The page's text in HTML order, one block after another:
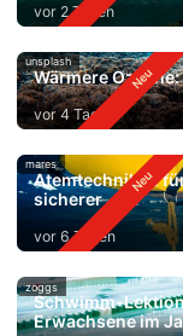
vor 2 Tagen
unsplash
Wärmere
vor 4 Tagen
mares
Atemtechniken
sicherer
vor 6 Tagen
zoggs
Schwimm-
Erwachsene im